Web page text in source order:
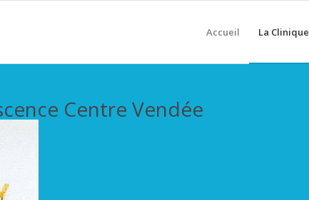
Accueil La Clinique
Centre Vendée